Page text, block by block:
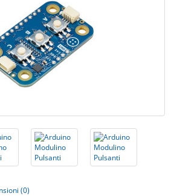
(0)